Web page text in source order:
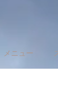
メニュー